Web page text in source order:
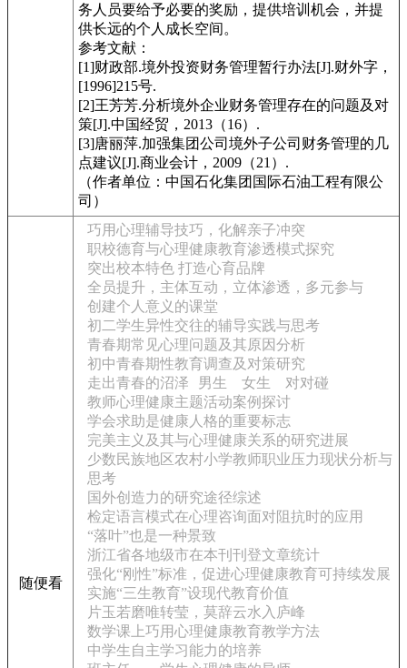
务人员要给予必要的奖励，提供培训机会，并提
供长远的个人成长空间。
参考文献：
[1]财政部.境外投资财务管理暂行办法[J].财外字，
[1996]215号.
[2]王芳芳.分析境外企业财务管理存在的问题及对
策[J].中国经贸，2013（16）.
[3]唐丽萍.加强集团公司境外子公司财务管理的几
点建议[J].商业会计，2009（21）.
（作者单位：中国石化集团国际石油工程有限公
司）
随便看
巧用心理辅导技巧，化解亲子冲突
职校德育与心理健康教育渗透模式探究
突出校本特色 打造心育品牌
全员提升，主体互动，立体渗透，多元参与
创建个人意义的课堂
初二学生异性交往的辅导实践与思考
青春期常见心理问题及其原因分析
初中青春期性教育调查及对策研究
走出青春的沼泽
男生 女生 对对碰
教师心理健康主题活动案例探讨
学会求助是健康人格的重要标志
完美主义及其与心理健康关系的研究进展
少数民族地区农村小学教师职业压力现状分析与
思考
国外创造力的研究途径综述
检定语言模式在心理咨询面对阻抗时的应用
“落叶”也是一种景致
浙江省各地级市在本刊刊登文章统计
强化“刚性”标准，促进心理健康教育可持续发展
实施“三生教育”设现代教育价值
片玉若磨唯转莹，莫辞云水入庐峰
数学课上巧用心理健康教育教学方法
中学生自主学习能力的培养